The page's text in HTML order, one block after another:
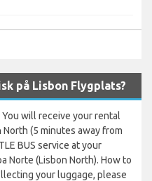
på Lisbon Flygplats?
will receive your rental
(5 minutes away from
BUS service at your
Norte (Lisbon North). How to
your luggage, please